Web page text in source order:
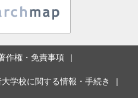
作権・免責事項
大学校に関する情報・手続き